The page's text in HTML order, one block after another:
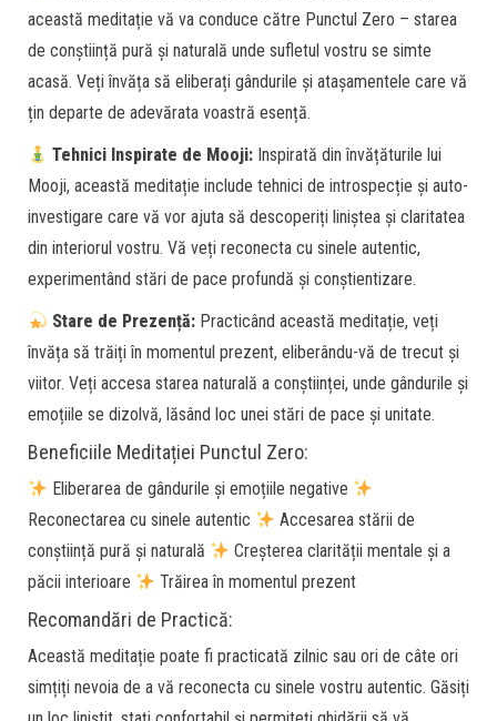
această meditație vă va conduce către Punctul Zero – starea
de conștiință pură și naturală unde sufletul vostru se simte
acasă. Veți învăța să eliberați gândurile și atașamentele care vă
țin departe de adevărata voastră esență.
Tehnici Inspirate de Mooji: Inspirată din învățăturile lui
Mooji, această meditație include tehnici de introspecție și auto-
investigare care vă vor ajuta să descoperiți liniștea și claritatea
din interiorul vostru. Vă veți reconecta cu sinele autentic,
experimentând stări de pace profundă și conștientizare.
Stare de Prezență: Practicând această meditație, veți
învăța să trăiți în momentul prezent, eliberându-vă de trecut și
viitor. Veți accesa starea naturală a conștiinței, unde gândurile și
emoțiile se dizolvă, lăsând loc unei stări de pace și unitate.
Beneficiile Meditației Punctul Zero:
Eliberarea de gândurile și emoțiile negative
Reconectarea cu sinele autentic
Accesarea stării de
conștiință pură și naturală
Creșterea clarității mentale și a
păcii interioare
Trăirea în momentul prezent
Recomandări de Practică:
Această meditație poate fi practicată zilnic sau ori de câte ori
simțiți nevoia de a vă reconecta cu sinele vostru autentic. Găsiți